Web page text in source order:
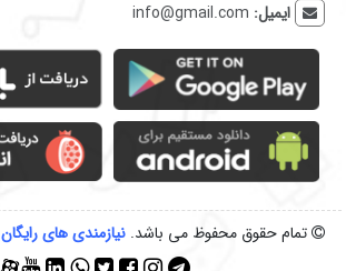
ایمیل: info@gmail.com
تمام حقوق محفوظ می باشد.نیازمندی‌ های رایگان